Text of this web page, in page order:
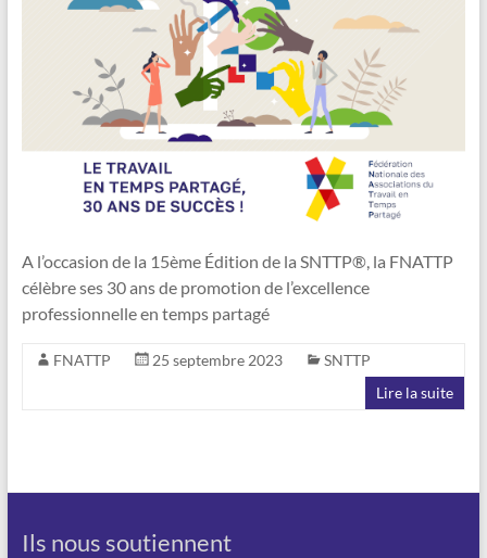
A l’occasion de la 15ème Édition de la SNTTP®, la FNATTP
célèbre ses 30 ans de promotion de l’excellence
professionnelle en temps partagé
FNATTP 25 septembre 2023
SNTTP
Lire la suite
Ils nous soutiennent